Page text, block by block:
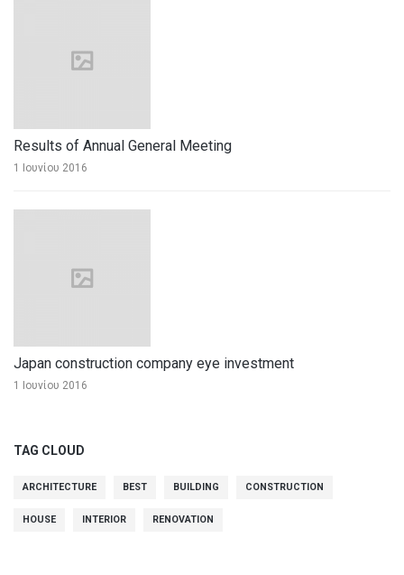
Results of Annual General Meeting
1 Ιουνίου 2016
Japan construction company eye investment
1 Ιουνίου 2016
TAG CLOUD
ARCHITECTURE BEST BUILDING CONSTRUCTION
HOUSE INTERIOR RENOVATION